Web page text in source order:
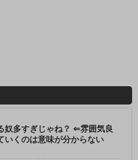
奴多すぎじゃね？ ⇐雰囲気良
いくのは意味が分からない